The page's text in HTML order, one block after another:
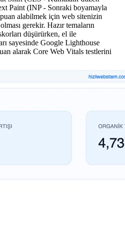
Paint (INP - Sonraki boyamayla
alabilmek için web sitenizin
gerekir. Hazır temaların
düşürürken, el ile
sayesinde Google Lighthouse
alarak Core Web Vitals testlerini